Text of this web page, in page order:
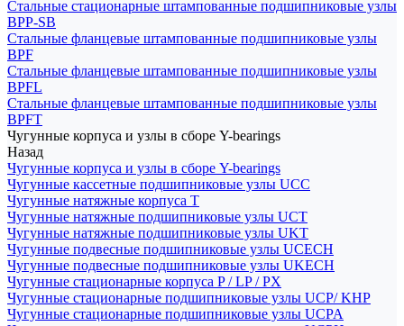
Стальные стационарные штампованные подшипниковые узлы
BPP-SB
Стальные фланцевые штампованные подшипниковые узлы
BPF
Стальные фланцевые штампованные подшипниковые узлы
BPFL
Стальные фланцевые штампованные подшипниковые узлы
BPFT
Чугунные корпуса и узлы в сборе Y-bearings
Назад
Чугунные корпуса и узлы в сборе Y-bearings
Чугунные кассетные подшипниковые узлы UCC
Чугунные натяжные корпуса T
Чугунные натяжные подшипниковые узлы UCT
Чугунные натяжные подшипниковые узлы UKT
Чугунные подвесные подшипниковые узлы UCECH
Чугунные подвесные подшипниковые узлы UKECH
Чугунные стационарные корпуса P / LP / PX
Чугунные стационарные подшипниковые узлы UCP/ KHP
Чугунные стационарные подшипниковые узлы UCPA